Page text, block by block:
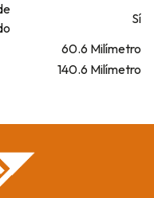
Sí
60.6 Milímetro
140.6 Milímetro